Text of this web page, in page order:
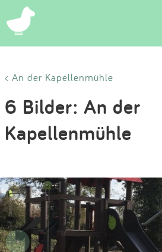
Suchen
Eintragen
App
Blog
Partner
Kontakt
< An der Kapellenmühle
6 Bilder: An der
Kapellenmühle
‹